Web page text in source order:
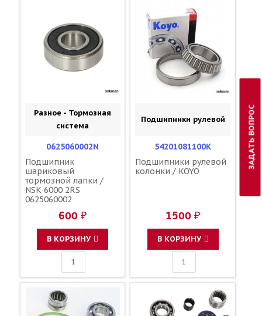
Разное - Тормозная
система
0625060002N
Подшипник
шариковый
тормозной лапки /
NSK 6000 2RS
0625060002
600 ₽
В КОРЗИНУ
Подшипники рулевой
54201081100K
Подшипники рулевой
колонки / KOYO
1500 ₽
В КОРЗИНУ
ЗАДАТЬ ВОПРОС